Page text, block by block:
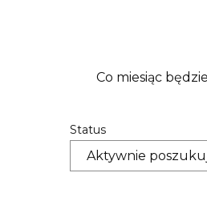
Co miesiąc
Status